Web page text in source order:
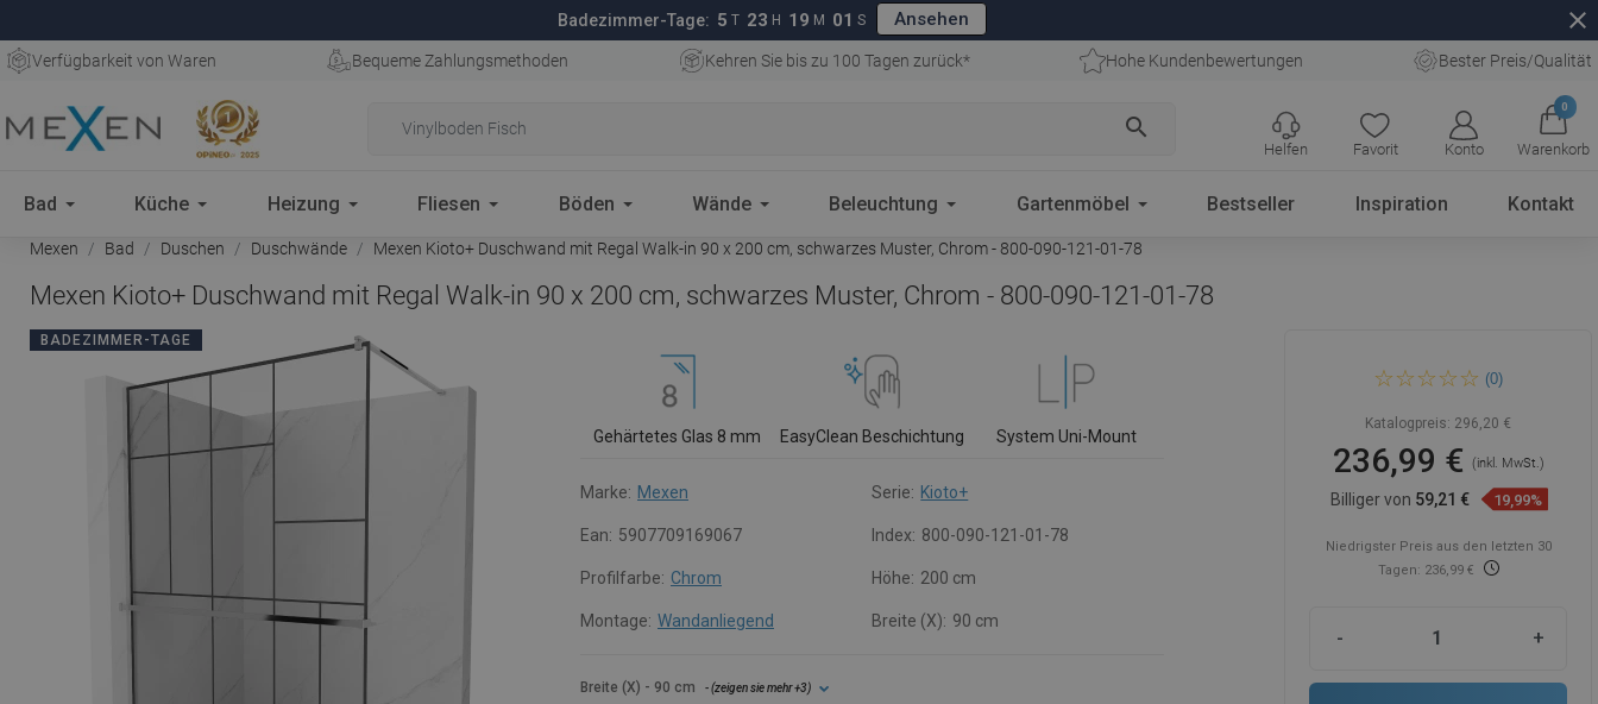
Badezimmer-Tage: 5 T 23 H 19 M 00 S Ansehen close
Verfügbarkeit von Waren Bequeme Zahlungsmethoden Kehren Sie bis zu 100 Tagen zurück* Hohe Kundenbewertungen Bester Preis/Qualität
search
Favorit Konto
0
Warenkorb
Helfen
Bad Küche Heizung Fliesen Böden Wände Beleuchtung Gartenmöbel Bestseller Inspiration Kontakt
Mexen Bad Duschen Duschwände Mexen Kioto+ Duschwand mit Regal Walk-in 90 x 200 cm, schwarzes Muster, Chrom - 800-090-121-01-78
Mexen Kioto+ Duschwand mit Regal Walk-in 90 x 200 cm, schwarzes Muster, Chrom - 800-090-121-01-78
BADEZIMMER-TAGE
Gehärtetes Glas 8 mm EasyClean Beschichtung System Uni-Mount
Marke: Mexen Serie: Kioto+
Ean: 5907709169067 Index: 800-090-121-01-78
Profilfarbe: Chrom Höhe: 200 cm
Montage: Wandanliegend Breite (X): 90 cm
Breite (X) - 90 cm - (zeigen sie mehr+3)
mit Regal Walk-in 90 x 200
Chrom - 800-090-121-01-78
(0)
Katalogpreis: 296,20 €
236,99 € (inkl. MwSt.)
Billiger von 59,21 € 19,99%
Niedrigster Preis aus den letzten 30
Tagen: 236,99 €
- +